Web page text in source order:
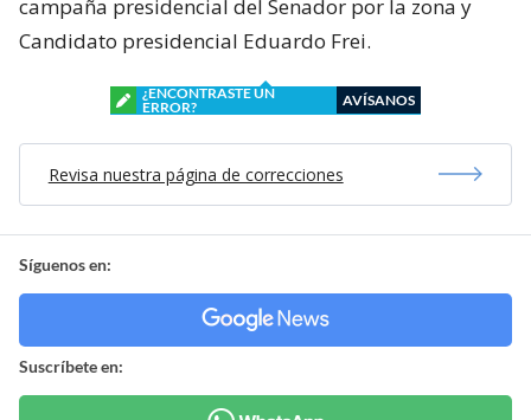
campaña presidencial del Senador por la zona y
Candidato presidencial Eduardo Frei.
¿ENCONTRASTE UN
ERROR?
AVÍSANOS
Revisa nuestra página de correcciones
Síguenos en:
Suscríbete en: